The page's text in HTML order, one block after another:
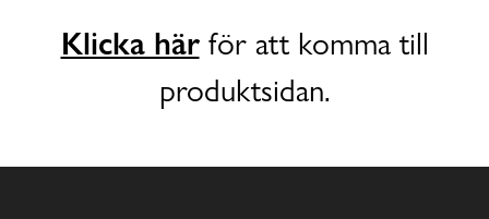
Klicka härför att komma till
produktsidan.